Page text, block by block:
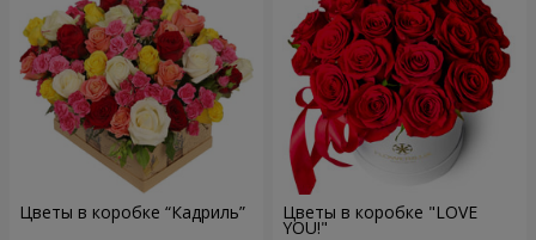
Цветы в коробке “Кадриль” Цветы в коробке "LOVE
YOU!"